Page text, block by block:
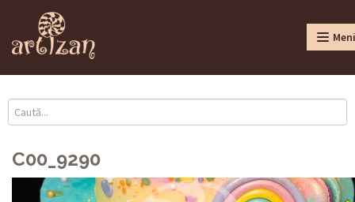
C00_9290